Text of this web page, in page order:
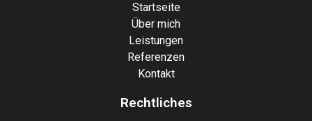
Startseite
Über mich
Leistungen
Referenzen
Kontakt
Rechtliches